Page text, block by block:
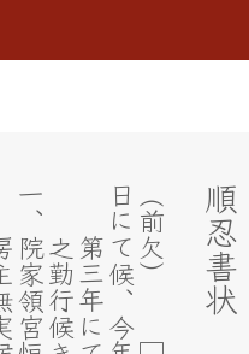
順忍書状
年
之勤行候き、